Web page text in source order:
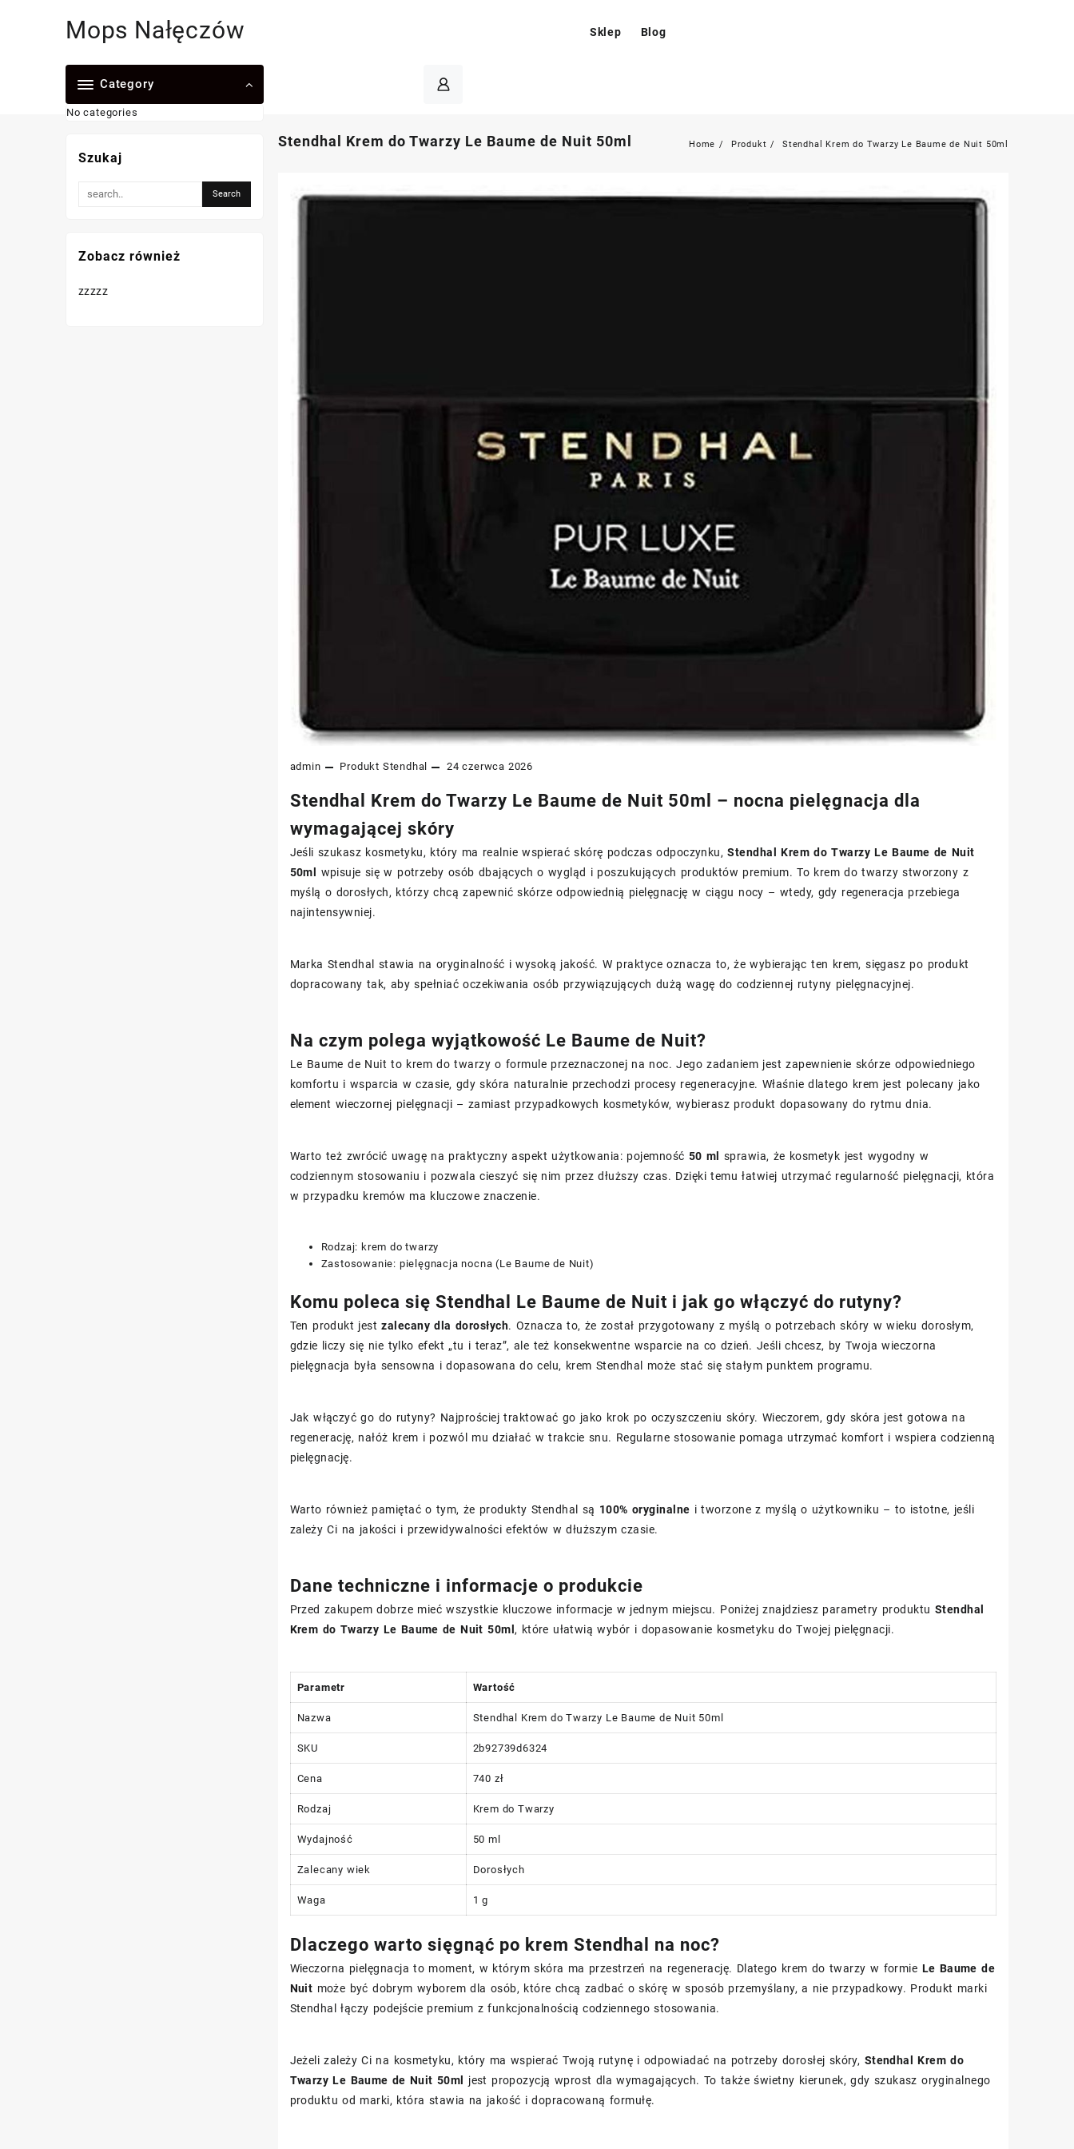
Mops Nałęczów Sklep Blog
Category
No categories
Stendhal Krem do Twarzy Le Baume de Nuit 50ml Home Produkt Stendhal Krem do Twarzy Le Baume de Nuit 50ml
admin Produkt Stendhal 24 czerwca 2026
Stendhal Krem do Twarzy Le Baume de Nuit 50ml – nocna pielęgnacja dla
wymagającej skóry
Jeśli szukasz kosmetyku, który ma realnie wspierać skórę podczas odpoczynku,Stendhal Krem do Twarzy Le Baume de Nuit
50ml
wpisuje się w potrzeby osób dbających o wygląd i poszukujących produktów premium. To krem do twarzy stworzony z
myślą o dorosłych, którzy chcą zapewnić skórze odpowiednią pielęgnację w ciągu nocy – wtedy, gdy regeneracja przebiega
najintensywniej.
Marka Stendhal stawia na oryginalność i wysoką jakość. W praktyce oznacza to, że wybierając ten krem, sięgasz po produkt
dopracowany tak, aby spełniać oczekiwania osób przywiązujących dużą wagę do codziennej rutyny pielęgnacyjnej.
Na czym polega wyjątkowość Le Baume de Nuit?
Le Baume de Nuit to krem do twarzy o formule przeznaczonej na noc. Jego zadaniem jest zapewnienie skórze odpowiedniego
komfortu i wsparcia w czasie, gdy skóra naturalnie przechodzi procesy regeneracyjne. Właśnie dlatego krem jest polecany jako
element wieczornej pielęgnacji – zamiast przypadkowych kosmetyków, wybierasz produkt dopasowany do rytmu dnia.
Warto też zwrócić uwagę na praktyczny aspekt użytkowania: pojemność 50 ml
sprawia, że kosmetyk jest wygodny w
codziennym stosowaniu i pozwala cieszyć się nim przez dłuższy czas. Dzięki temu łatwiej utrzymać regularność pielęgnacji, która
w przypadku kremów ma kluczowe znaczenie.
Rodzaj: krem do twarzy
Zastosowanie: pielęgnacja nocna (Le Baume de Nuit)
Komu poleca się Stendhal Le Baume de Nuit i jak go włączyć do rutyny?
Ten produkt jestzalecany dla dorosłych. Oznacza to, że został przygotowany z myślą o potrzebach skóry w wieku dorosłym,
gdzie liczy się nie tylko efekt „tu i teraz”, ale też konsekwentne wsparcie na co dzień. Jeśli chcesz, by Twoja wieczorna
pielęgnacja była sensowna i dopasowana do celu, krem Stendhal może stać się stałym punktem programu.
Jak włączyć go do rutyny? Najprościej traktować go jako krok po oczyszczeniu skóry. Wieczorem, gdy skóra jest gotowa na
regenerację, nałóż krem i pozwól mu działać w trakcie snu. Regularne stosowanie pomaga utrzymać komfort i wspiera codzienną
pielęgnację.
Warto również pamiętać o tym, że produkty Stendhal są 100% oryginalne i tworzone z myślą o użytkowniku – to istotne, jeśli
zależy Ci na jakości i przewidywalności efektów w dłuższym czasie.
Dane techniczne i informacje o produkcie
Przed zakupem dobrze mieć wszystkie kluczowe informacje w jednym miejscu. Poniżej znajdziesz parametry produktu Stendhal
Krem do Twarzy Le Baume de Nuit 50ml, które ułatwią wybór i dopasowanie kosmetyku do Twojej pielęgnacji.
Parametr Wartość
Nazwa Stendhal Krem do Twarzy Le Baume de Nuit 50ml
SKU 2b92739d6324
Cena 740 zł
Rodzaj Krem do Twarzy
Wydajność 50 ml
Zalecany wiek Dorosłych
Waga 1 g
Dlaczego warto sięgnąć po krem Stendhal na noc?
Wieczorna pielęgnacja to moment, w którym skóra ma przestrzeń na regenerację. Dlatego krem do twarzy w formie Le Baume de
Nuit może być dobrym wyborem dla osób, które chcą zadbać o skórę w sposób przemyślany, a nie przypadkowy. Produkt marki
Stendhal łączy podejście premium z funkcjonalnością codziennego stosowania.
Jeżeli zależy Ci na kosmetyku, który ma wspierać Twoją rutynę i odpowiadać na potrzeby dorosłej skóry, Stendhal Krem do
Twarzy Le Baume de Nuit 50ml
jest propozycją wprost dla wymagających. To także świetny kierunek, gdy szukasz oryginalnego
produktu od marki, która stawia na jakość i dopracowaną formułę.
Szukaj
Zobacz również
zzzzz